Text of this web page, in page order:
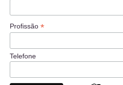
Profissão *
Telefone